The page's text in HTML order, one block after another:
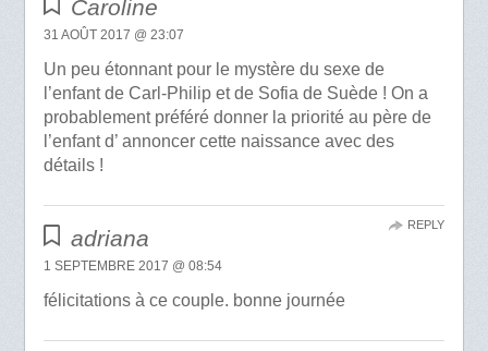
Caroline
31 AOÛT 2017 @ 23:07
Un peu étonnant pour le mystère du sexe de
l’enfant de Carl-Philip et de Sofia de Suède ! On a
probablement préféré donner la priorité au père de
l’enfant d’ annoncer cette naissance avec des
détails !
adriana
1 SEPTEMBRE 2017 @ 08:54
félicitations à ce couple. bonne journée
REPLY